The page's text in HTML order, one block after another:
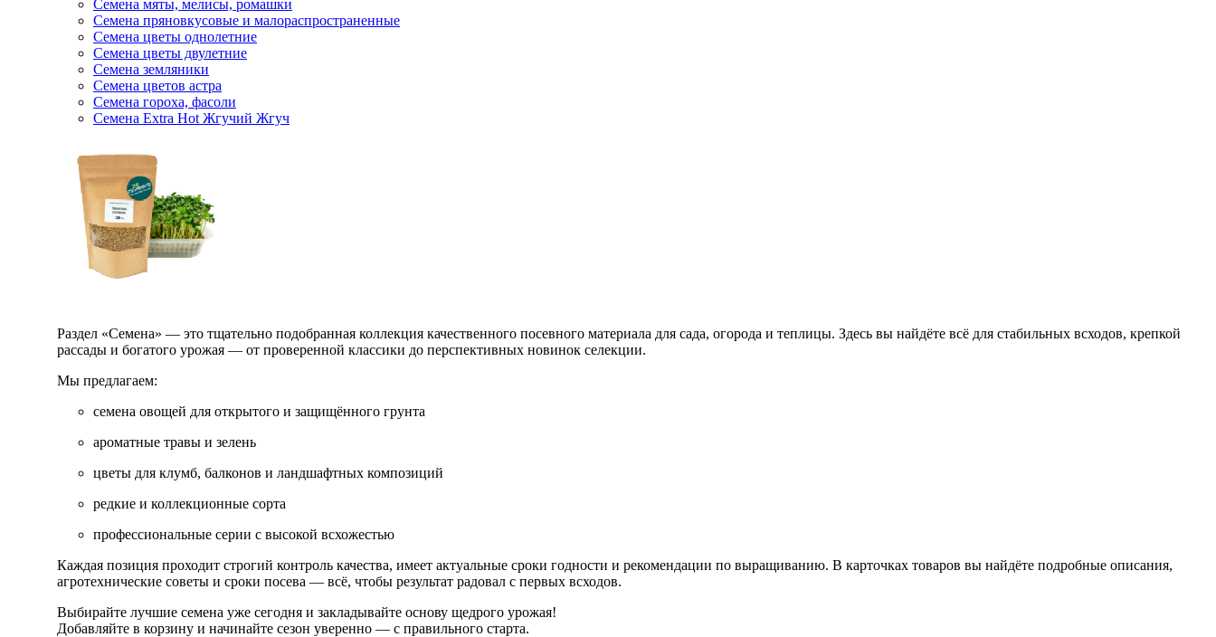
Семена мяты, мелисы, ромашки
Семена пряновкусовые и малораспространенные
Семена цветы однолетние
Семена цветы двулетние
Семена земляники
Семена цветов астра
Семена гороха, фасоли
Семена Extra Hot Жгучий Жгуч
Раздел «Семена» — это тщательно подобранная коллекция качественного посевного материала для сада, огорода и теплицы. Здесь вы найдёте всё для стабильных всходов, крепкой
рассады и богатого урожая — от проверенной классики до перспективных новинок селекции.
Мы предлагаем:
семена овощей для открытого и защищённого грунта
ароматные травы и зелень
цветы для клумб, балконов и ландшафтных композиций
редкие и коллекционные сорта
профессиональные серии с высокой всхожестью
Каждая позиция проходит строгий контроль качества, имеет актуальные сроки годности и рекомендации по выращиванию. В карточках товаров вы найдёте подробные описания,
агротехнические советы и сроки посева — всё, чтобы результат радовал с первых всходов.
Выбирайте лучшие семена уже сегодня и закладывайте основу щедрого урожая!
Добавляйте в корзину и начинайте сезон уверенно — с правильного старта.